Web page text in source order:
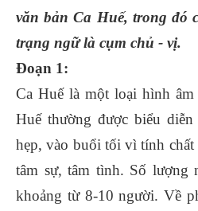
văn bản Ca Huế, trong đó
trạng ngữ là cụm chủ - vị.
Đoạn 1:
Ca Huế là một loại hình
Huế thường được biểu
hẹp, vào buổi tối vì tính chất
tâm sự, tâm tình. Số lượng
khoảng từ 8-10 người. Về